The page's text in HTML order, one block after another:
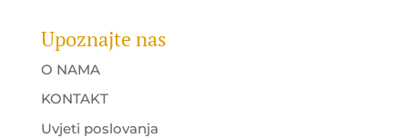
Upoznajte nas
O NAMA
KONTAKT
Uvjeti poslovanja